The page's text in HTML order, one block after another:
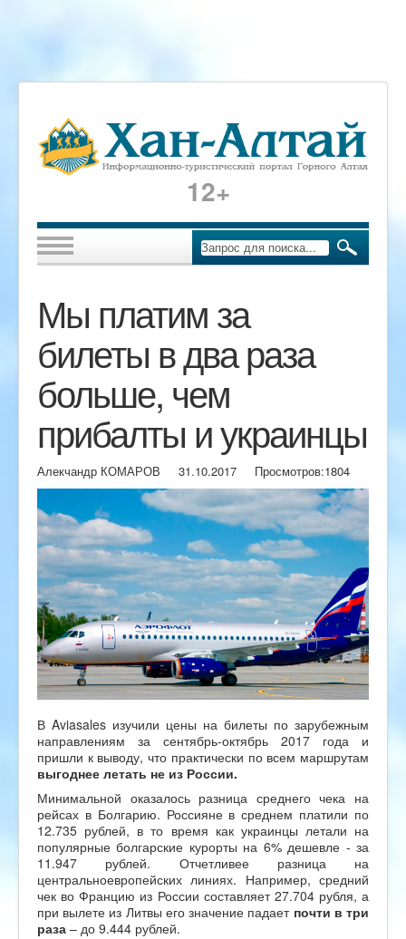
12+
Мы платим за
билеты в два раза
больше, чем
прибалты и украинцы
Алекчандр КОМАРОВ 31.10.2017 Просмотров:1804
В Aviasales изучили цены на билеты по зарубежным
направлениям за сентябрь-октябрь 2017 года и
пришли к выводу, что практически по всем маршрутам
выгоднее летать не из России.
Минимальной оказалось разница среднего чека на
рейсах в Болгарию. Россияне в среднем платили по
12.735 рублей, в то время как украинцы летали на
популярные болгарские курорты на 6% дешевле - за
11.947 рублей. Отчетливее разница на
центральноевропейских линиях. Например, средний
чек во Францию из России составляет 27.704 рубля, а
при вылете из Литвы его значение падает почти в три
раза – до 9.444 рублей.